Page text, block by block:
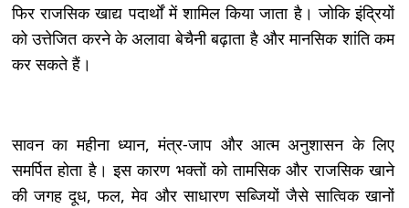
फिर राजसिक खाद्य पदार्थों में शामिल किया जाता है। जोकि इंद्रियों
को उत्तेजित करने के अलावा बेचैनी बढ़ाता है और मानसिक शांति कम
कर सकते हैं।
सावन का महीना ध्यान, मंत्र-जाप और आत्म अनुशासन के लिए
समर्पित होता है। इस कारण भक्तों को तामसिक और राजसिक खाने
की जगह दूध, फल, मेव और साधारण सब्जियों जैसे सात्विक खानों